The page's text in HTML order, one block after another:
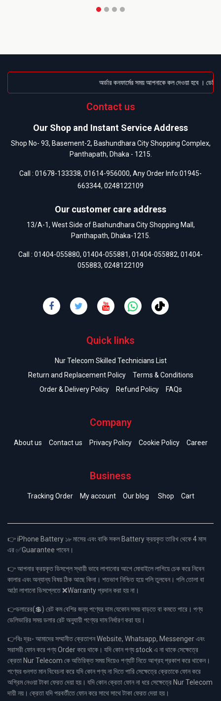
অর্ডার কনফার্মের সময় আপনাকে কল দেওয়া হবে ।
Contact us
Our Shop and Instant Service Address
Shop No- 93, Basement-2, Bashundhara City Shopping Complex,
Panthapath, Dhaka - 1215.
Call : 01678-133338, 01614-956000, Any Order Info:01945-
663344, 0248122109
Our customer care address
13/A-1, West Side of Bashundhara City Shopping Mall,
Panthapath, Dhaka-1215.
Call : 01404-055880, 01404-055881, 01404-055882, 01404-
055883, 0248122109
Quick links
Nur Telecom Skilled Technicians List
Return and Replacement Policy
Terms & Conditions
Order & Delivery Policy
Refund Policy FAQs
Company
About us Contact us Privacy Policy Cookie Policy Career
Business
Tracking Order My account Our blog Shop Cart
👉 iPhone Battery ১৮ মাসের এবং বাকি সকল Battery ক্রয়কৃত তারিখ থেকে 4 মাস
এর ✅Guarantee পাবেন।
👉 আপনার ক্রয়কৃত ডিসপ্লে স্থায়ী ভাবে লাগানোর আগে মোবাইলে লাগিয়ে চেক করে নিবেন
কালার এবং অন্যান্য বিষয় ঠিক আছে কিনা। শতভাগ নিশ্চিত হয়ে পলি তুলবেন। পলি তোলা বা
আঠা লাগানো ডিসপ্লেতে ❌Warranty প্রদান করা হয় না।
👉ডলারের(💲) রেট কম বেশির জন্য পণ্যের দাম যেকোন সময় বাড়তে বা কমতে পারে। পণ্য
ডেলিভারির সময় ডলার রেট অনুযায়ী পণ্যের দাম নির্ধারণ করা হয়।
👉বিঃ দ্রঃ- আমাদের সম্মানীত ক্রেতাগন Website, Whatsapp, Messenger এবং
সরাসরী ফোন করে পণ্য Order করে থাকে। যদি কোন পণ্য stock এ না থাকে সেক্ষেত্রে
ক্রেতা Nur Telecom কে অতিরিক্ত সময় দিয়েও পণ্যটি নিতে আগ্রহ প্রকাশ করে থাকেন।
পণ্যের গুনগত মান বিবেচনা করে যদি কোন পণ্য না দিতে পারি সেক্ষেত্রে ক্রেতাকে ফোন করে
অগ্রিম নেওয়া টাকা ফেরত দেয়া হয়। যদি কোন ক্রেতা ফোন না ধরে সেক্ষেত্রে Nur Telecom
দায়ী নয়। ক্রেতা যদি পরবর্তীতে ফোন করে সাথে সাথে টাকা ফেরত দেয়া হয়।